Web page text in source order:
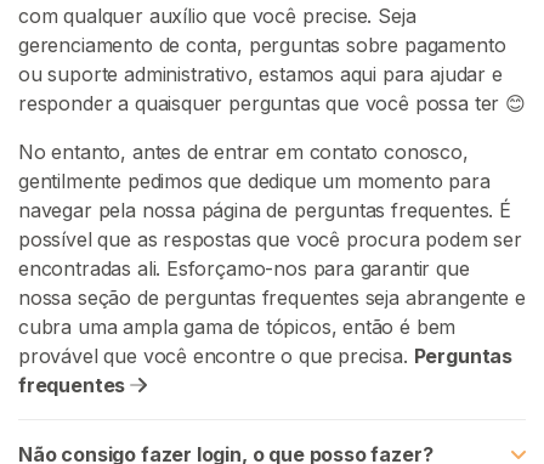
com qualquer auxílio que você precise. Seja
gerenciamento de conta, perguntas sobre pagamento
ou suporte administrativo, estamos aqui para ajudar e
responder a quaisquer perguntas que você possa ter 😊
No entanto, antes de entrar em contato conosco,
gentilmente pedimos que dedique um momento para
navegar pela nossa página de perguntas frequentes. É
possível que as respostas que você procura podem ser
encontradas ali. Esforçamo-nos para garantir que
nossa seção de perguntas frequentes seja abrangente e
cubra uma ampla gama de tópicos, então é bem
provável que você encontre o que precisa. Perguntas
frequentes
Não consigo fazer login, o que posso fazer?
I
N
S
C
R
E
V
A
-
E
G
R
T
I
S